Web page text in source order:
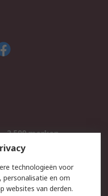
2.500 merken
Inkoopoplossingen
technologieën voor
personalisatie en om
websites van derden.